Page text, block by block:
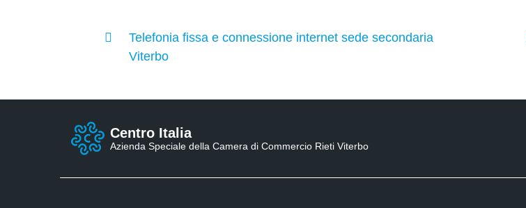
Telefonia fissa e connessione internet sede secondaria
Viterbo
Centro Italia
Azienda Speciale della Camera di Commercio Rieti Viterbo